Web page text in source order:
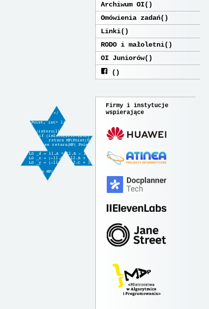
Archiwum OI
Omówienia zadań
Linki
RODO i małoletni
OI Juniorów
Firmy i instytucje
wspierające